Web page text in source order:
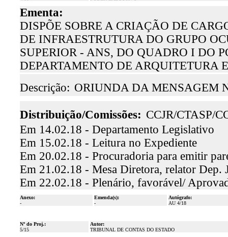
Ementa:
DISPÕE SOBRE A CRIAÇÃO DE
DE INFRAESTRUTURA DO GRUPO
SUPERIOR - ANS, DO QUADRO I DO
DEPARTAMENTO DE ARQUITETURA
Descrição: ORIUNDA DA MENSAGEM
Distribuição/Comissões: CCJR/CTASP/
Em 14.02.18 - Departamento Legislativo
Em 15.02.18 - Leitura no Expediente
Em 20.02.18 - Procuradoria para emitir
Em 21.02.18 - Mesa Diretora, relator
Em 22.02.18 - Plenário, favorável/
Anexo:
-
Emenda(s):
-
Autógrafo:
AU 4/18
Nº do Proj.:
5/15
Autor:
TRIBUNAL DE CONTAS DO ESTADO